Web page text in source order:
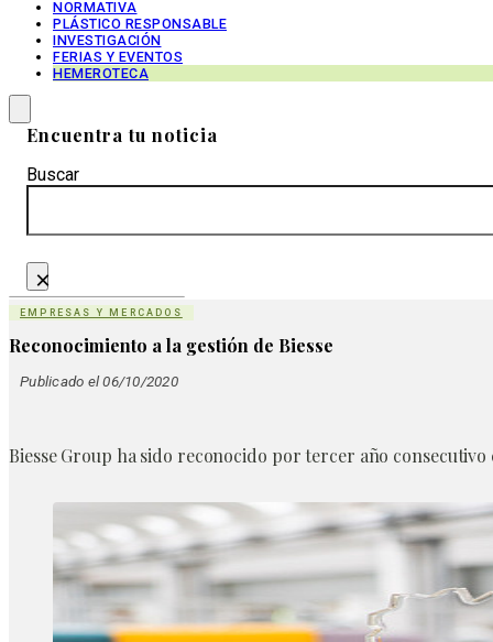
NORMATIVA
PLÁSTICO RESPONSABLE
INVESTIGACIÓN
FERIAS Y EVENTOS
HEMEROTECA
Encuentra tu noticia
Buscar
×
EMPRESAS Y MERCADOS
Reconocimiento a la gestión de Biesse
Publicado el 06/10/2020
Biesse Group ha sido reconocido por tercer año